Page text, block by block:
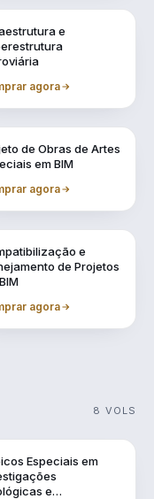
e
agora
de Obras de Artes
em BIM
agora
e
de Projetos
agora
8 VOLS
Especiais em
e